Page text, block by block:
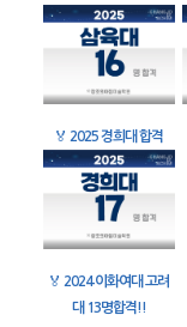
🏅 2025 경희대 합격
🏅 2024 이화여대 고려
대 13명합격!!